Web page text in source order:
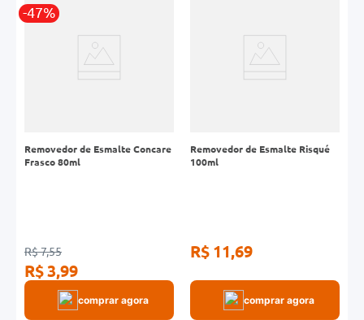
-47%
Removedor de Esmalte Concare
Frasco 80ml
R$ 7,55
R$ 3,99
comprar agora
Removedor de Esmalte Risqué
100ml
R$ 11,69
comprar agora